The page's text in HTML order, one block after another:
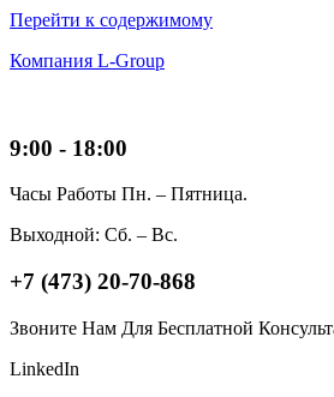
Перейти к содержимому
Компания L-Group
9:00 - 18:00
Часы Работы Пн. – Пятница.
Выходной: Сб. – Вс.
+7 (473) 20-70-868
Звоните Нам Для Бесплатной
LinkedIn